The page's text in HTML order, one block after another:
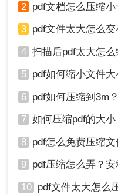
2 pdf文档怎么压缩
3 pdf文件太大怎么变
4 扫描后pdf太大怎么
5 pdf如何缩小文件
6 pdf如何压缩到3m
7 如何压缩pdf的大小
8 pdf怎么免费压缩文件大小
9 pdf压缩怎么弄？
10 pdf文件太大怎么压缩